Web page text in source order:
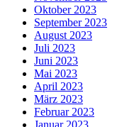
Oktober 2023
September 2023
August 2023
Juli 2023
Juni 2023
Mai 2023
April 2023
März 2023
Februar 2023
Januar 2023